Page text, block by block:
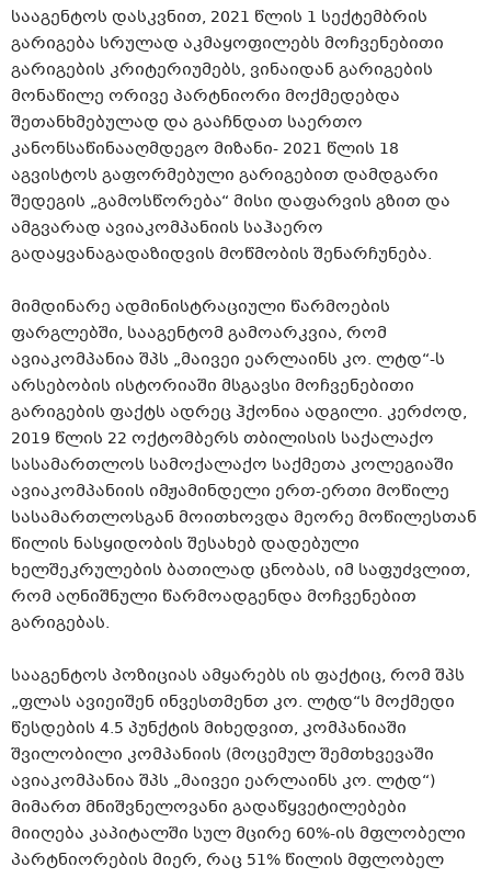
სააგენტოს დასკვნით, 2021 წლის 1 სექტემბრის
გარიგება სრულად აკმაყოფილებს მოჩვენებითი
გარიგების კრიტერიუმებს, ვინაიდან გარიგების
მონაწილე ორივე პარტნიორი მოქმედებდა
შეთანხმებულად და გააჩნდათ საერთო
კანონსაწინააღმდეგო მიზანი- 2021 წლის 18
აგვისტოს გაფორმებული გარიგებით დამდგარი
შედეგის „გამოსწორება“ მისი დაფარვის გზით და
ამგვარად ავიაკომპანიის საჰაერო
გადაყვანაგადაზიდვის მოწმობის შენარჩუნება.
მიმდინარე ადმინისტრაციული წარმოების
ფარგლებში, სააგენტომ გამოარკვია, რომ
ავიაკომპანია შპს „მაივეი ეარლაინს კო. ლტდ“-ს
არსებობის ისტორიაში მსგავსი მოჩვენებითი
გარიგების ფაქტს ადრეც ჰქონია ადგილი. კერძოდ,
2019 წლის 22 ოქტომბერს თბილისის საქალაქო
სასამართლოს სამოქალაქო საქმეთა კოლეგიაში
ავიაკომპანიის იმჟამინდელი ერთ-ერთი მოწილე
სასამართლოსგან მოითხოვდა მეორე მოწილესთან
წილის ნასყიდობის შესახებ დადებული
ხელშეკრულების ბათილად ცნობას, იმ საფუძვლით,
რომ აღნიშნული წარმოადგენდა მოჩვენებით
გარიგებას.
სააგენტოს პოზიციას ამყარებს ის ფაქტიც, რომ შპს
„ფლას ავიეიშენ ინვესთმენთ კო. ლტდ“ს მოქმედი
წესდების 4.5 პუნქტის მიხედვით, კომპანიაში
შვილობილი კომპანიის (მოცემულ შემთხვევაში
ავიაკომპანია შპს „მაივეი ეარლაინს კო. ლტდ“)
მიმართ მნიშვნელოვანი გადაწყვეტილებები
მიიღება კაპიტალში სულ მცირე 60%-ის მფლობელი
პარტნიორების მიერ, რაც 51% წილის მფლობელ